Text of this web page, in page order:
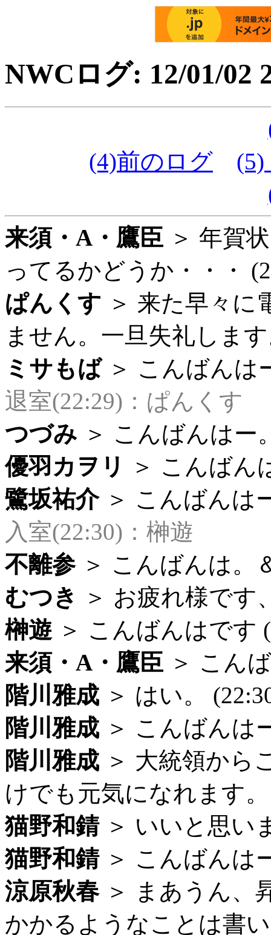
NWCログ: 12/01/02
(4)前のログ
(5)
来須・A・鷹臣 ＞ 年賀
ってるかどうか・・・
ぱんくす ＞ 来た早々に
ません。一旦失礼しま
ミサもば＞ こんばんは
退室(22:29)：ぱんくす
つづみ ＞ こんばんはー
優羽カヲリ
＞ こんばん
鷺坂祐介＞ こんばんは
入室(22:30)：榊遊
不離参＞ こんばんは。
むつき
＞ お疲れ様です
榊遊 ＞ こんばんはです
来須・A・鷹臣 ＞ こん
階川雅成 ＞ はい。
階川雅成 ＞ こんばんは
階川雅成 ＞ 大統領から
けでも元気になれます
猫野和錆＞ いいと思い
猫野和錆＞ こんばんは
涼原秋春＞ まあうん、
かかるようなことは書